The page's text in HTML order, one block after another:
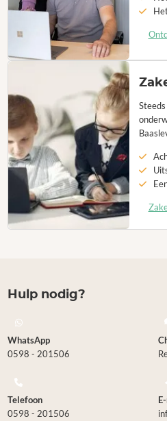
Hulp nodig?
WhatsApp
0598 - 201506
Telefoon
0598 - 201506